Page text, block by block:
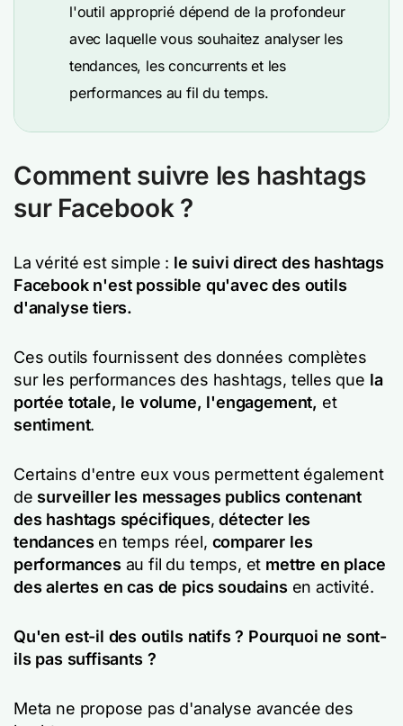
l'outil approprié dépend de la profondeur
avec laquelle vous souhaitez analyser les
tendances, les concurrents et les
performances au fil du temps.
Comment suivre les hashtags
sur Facebook ?
La vérité est simple : le suivi direct des hashtags
Facebook n'est possible qu'avec des outils
d'analyse tiers.
Ces outils fournissent des données complètes
sur les performances des hashtags, telles que la
portée totale, le volume, l'engagement, et
sentiment.
Certains d'entre eux vous permettent également
de surveiller les messages publics contenant
des hashtags spécifiques,détecter les
tendances en temps réel, comparer les
performances au fil du temps, et mettre en place
des alertes en cas de pics soudains en activité.
Qu'en est-il des outils natifs ? Pourquoi ne sont-
ils pas suffisants ?
Meta ne propose pas d'analyse avancée des